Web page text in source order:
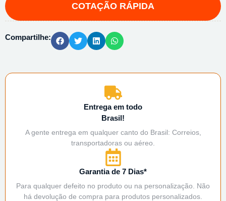
Compartilhe:
Entrega em todo
Brasil!
A gente entrega em qualquer canto do Brasil: Correios,
transportadoras ou aéreo.
Garantia de 7 Dias*
Para qualquer defeito no produto ou na personalização. Não
há devolução de compra para produtos personalizados.